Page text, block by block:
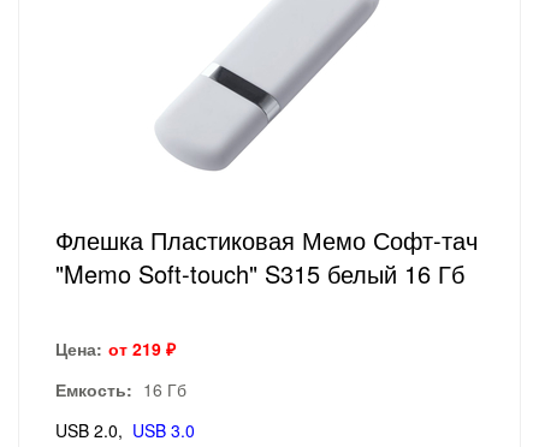
Флешка Пластиковая Мемо Софт-тач
"Memo Soft-touch" S315 белый 16 Гб
Цена: от 219 ₽
Емкость: 16 Гб
USB 2.0
USB 3.0